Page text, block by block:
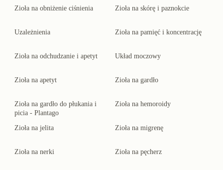
Zioła na obniżenie ciśnienia Zioła na skórę i paznokcie
Uzależnienia Zioła na pamięć i koncentrację
Zioła na odchudzanie i apetyt Układ moczowy
Zioła na apetyt Zioła na gardło
Zioła na gardło do płukania i
picia - Plantago
Zioła na hemoroidy
Zioła na jelita Zioła na migrenę
Zioła na nerki Zioła na pęcherz